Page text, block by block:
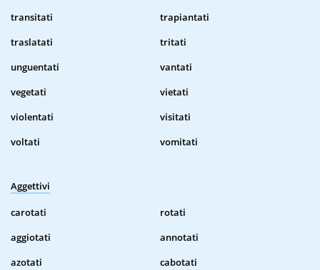
transitati
trapiantati
traslatati
tritati
unguentati
vantati
vegetati
vietati
violentati
visitati
voltati
vomitati
Aggettivi
carotati
rotati
aggiotati
annotati
azotati
cabotati